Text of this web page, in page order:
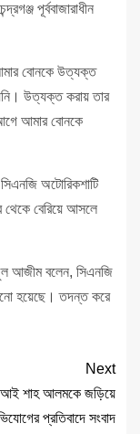
পূর্ববাজারাধীন
বোনকে উত্যক্ত
উত্যক্ত করায় তার
আমার বোনকে
অটোরিকশাটি
থেকে বেরিয়ে আসলে
আজীম বলেন, সিএনজি
হয়েছে। তদন্ত করে
Next
শাহ আলমকে জড়িয়ে
প্রতিবাদে সংবাদ